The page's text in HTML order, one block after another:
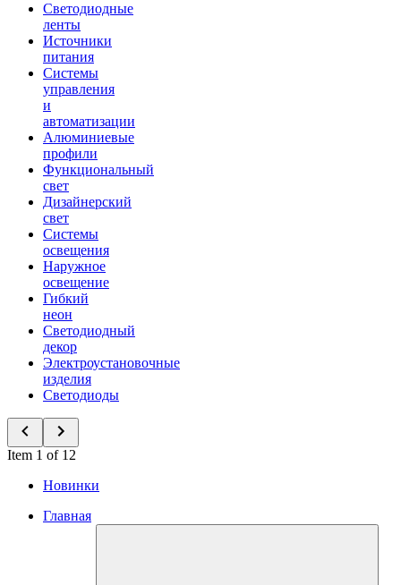
Светодиодные
ленты
Источники
питания
Системы
управления
и
автоматизации
Алюминиевые
профили
Функциональный
свет
Дизайнерский
свет
Системы
освещения
Наружное
освещение
Гибкий
неон
Светодиодный
декор
Электроустановочные
изделия
Светодиоды
Item 1 of 12
Новинки
Главная